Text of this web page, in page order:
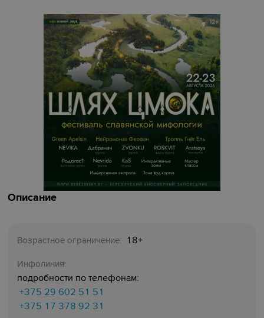
Описание
Возрастное ограничение: 18+
Инфолиния:
подробности по телефонам:
+375 29 602 51 51
+375 17 378 92 31